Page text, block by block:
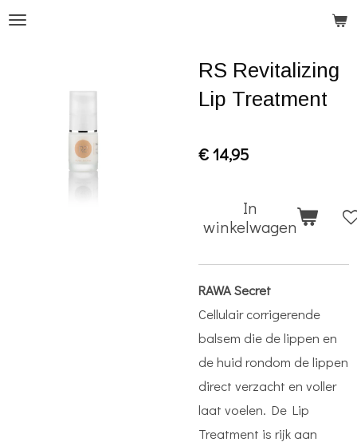
Ga
RS Revitalizing
Lip Treatment
€ 14,95
In
winkelwagen
RAWA Secret
Cellulair corrigerende
balsem die de lippen en
de huid rondom de lippen
direct verzacht en voller
laat voelen. De Lip
Treatment is rijk aan